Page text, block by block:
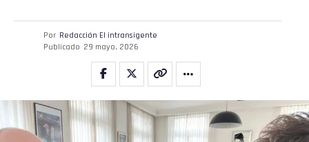
Por Redacción El intransigente
Publicado 29 mayo, 2026